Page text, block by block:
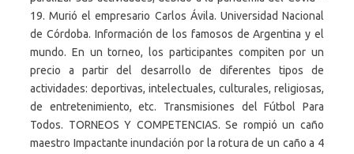
19. Murió el empresario Carlos Ávila. Universidad Nacional
de Córdoba. Información de los famosos de Argentina y el
mundo. En un torneo, los participantes compiten por un
precio a partir del desarrollo de diferentes tipos de
actividades: deportivas, intelectuales, culturales, religiosas,
de entretenimiento, etc. Transmisiones del Fútbol Para
Todos. TORNEOS Y COMPETENCIAS. Se rompió un caño
maestro Impactante inundación por la rotura de un caño a 4